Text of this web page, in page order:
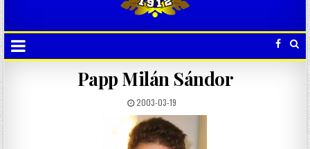
Papp Milán Sándor
2003-03-19